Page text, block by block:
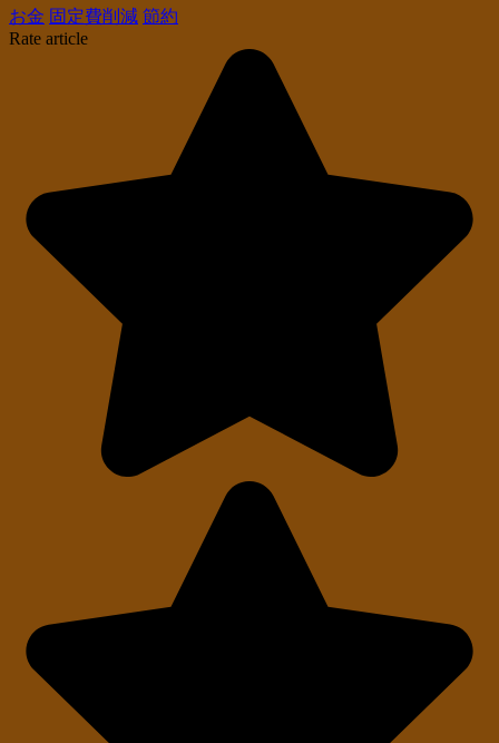
お金 固定費削減 節約
Rate article